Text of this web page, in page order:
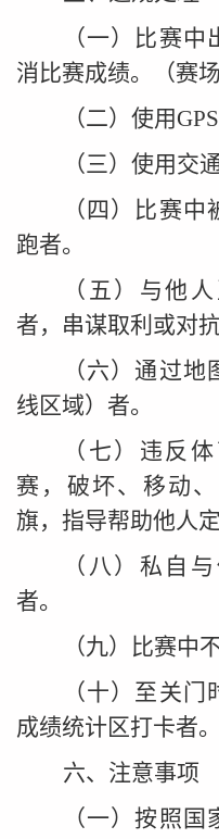
（一）比赛
消比赛成绩。（赛
（二）使用
（三）使用交
（四）比赛
跑者。
（五）与他
者，串谋取利或对
（六）通过
线区域）者。
（七）违反
赛，破坏、移动
旗， 指导帮助他人定
（八）私自
者。
（九）比赛中
（十）至关
成绩统计区打卡者。
六、注意事项
（一）按照